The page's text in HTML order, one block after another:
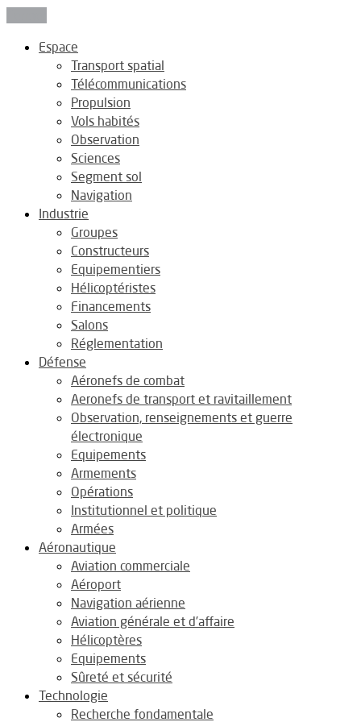
Espace
Transport spatial
Télécommunications
Propulsion
Vols habités
Observation
Sciences
Segment sol
Navigation
Industrie
Groupes
Constructeurs
Equipementiers
Hélicoptéristes
Financements
Salons
Réglementation
Défense
Aéronefs de combat
Aeronefs de transport et ravitaillement
Observation, renseignements et guerre
électronique
Equipements
Armements
Opérations
Institutionnel et politique
Armées
Aéronautique
Aviation commerciale
Aéroport
Navigation aérienne
Aviation générale et d’affaire
Hélicoptères
Equipements
Sûreté et sécurité
Technologie
Recherche fondamentale